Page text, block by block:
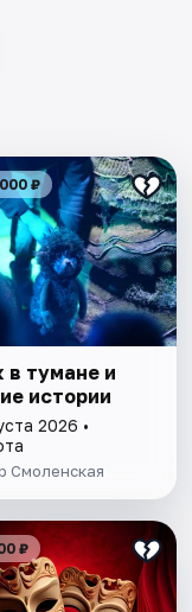
₽
в тумане и
истории
2026 •
Смоленская
₽